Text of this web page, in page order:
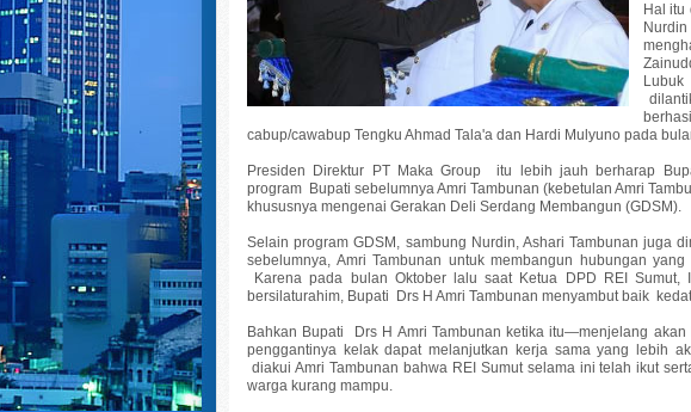
Hal itu
cabup/cawabup Tengku Ahmad Tala'a dan Hardi Mulyuno pada
Presiden Direktur PT Maka Group itu lebih jauh berharap
program Bupati sebelumnya Amri Tambunan (kebetulan Amri
khususnya mengenai Gerakan Deli Serdang Membangun (GDSM).
Selain program GDSM, sambung Nurdin, Ashari Tambunan juga
sebelumnya, Amri Tambunan untuk membangun hubungan
Karena pada bulan Oktober lalu saat Ketua DPD REI Sumut,
bersilaturahim, Bupati Drs H Amri Tambunan menyambut baik
Bahkan Bupati Drs H Amri Tambunan ketika itu—menjelang
penggantinya kelak dapat melanjutkan kerja sama yang lebih
diakui Amri Tambunan bahwa REI Sumut selama ini telah ikut
warga kurang mampu.